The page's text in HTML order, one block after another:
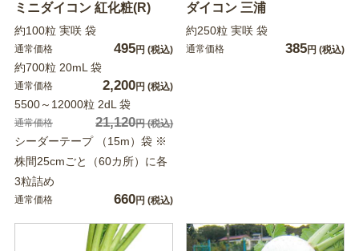
ミニダイコン 紅化粧(R)
約100粒 実咲 袋
通常価格 495円 (税込)
約700粒 20mL 袋
通常価格 2,200円 (税込)
5500～12000粒 2dL 袋
通常価格 21,120円(税込)
シーダーテープ （15m）袋 ※
株間25cmごと（60カ所）に各
3粒詰め
通常価格 660円 (税込)
ダイコン 三浦
約250粒 実咲 袋
通常価格 385円 (税込)